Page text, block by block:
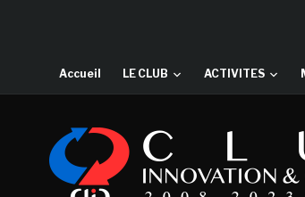
Accueil LE CLUB ACTIVITES